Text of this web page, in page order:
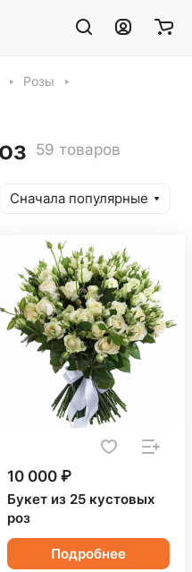
Розы
59 товаров
Сначала популярные
10 000 ₽
Букет из 25 кустовых
роз
Подробнее